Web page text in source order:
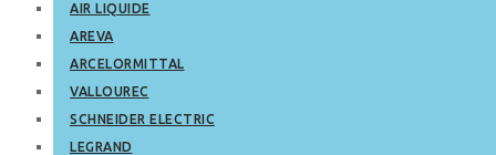
AIR LIQUIDE
AREVA
ARCELORMITTAL
VALLOUREC
SCHNEIDER ELECTRIC
LEGRAND